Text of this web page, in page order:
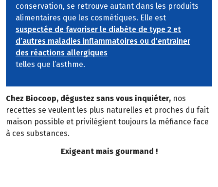
conservation, se retrouve autant dans les produits
alimentaires que les cosmétiques. Elle est
suspectée de favoriser le diabète de type 2 et
d’autres maladies inflammatoires ou d’entrainer
des réactions allergiques
telles que l’asthme.
Chez Biocoop, dégustez sans vous inquiéter, nos
recettes se veulent les plus naturelles et proches du fait
maison possible et privilégient toujours la méfiance face
à ces substances.
Exigeant mais gourmand !